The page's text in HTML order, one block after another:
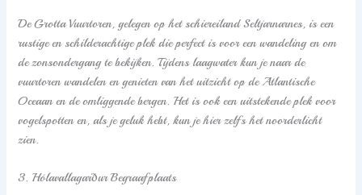
De Grotta Vuurtoren, gelegen op het schiereiland Seltjarnarnes, is een
rustige en schilderachtige plek die perfect is voor een wandeling en om
de zonsondergang te bekijken. Tijdens laagwater kun je naar de
vuurtoren wandelen en genieten van het uitzicht op de Atlantische
Oceaan en de omliggende bergen. Het is ook een uitstekende plek voor
vogelspotten en, als je geluk hebt, kun je hier zelfs het noorderlicht
zien.
3. Hólavallagarður Begraafplaats